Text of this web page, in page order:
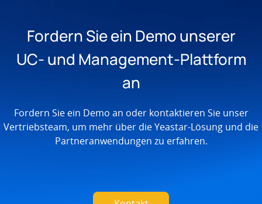
Fordern Sie ein Demo unserer
UC- und Management-Plattform
an
Fordern Sie ein Demo an oder kontaktieren Sie unser
Vertriebsteam, um mehr über die Yeastar-Lösung und die
Partneranwendungen zu erfahren.